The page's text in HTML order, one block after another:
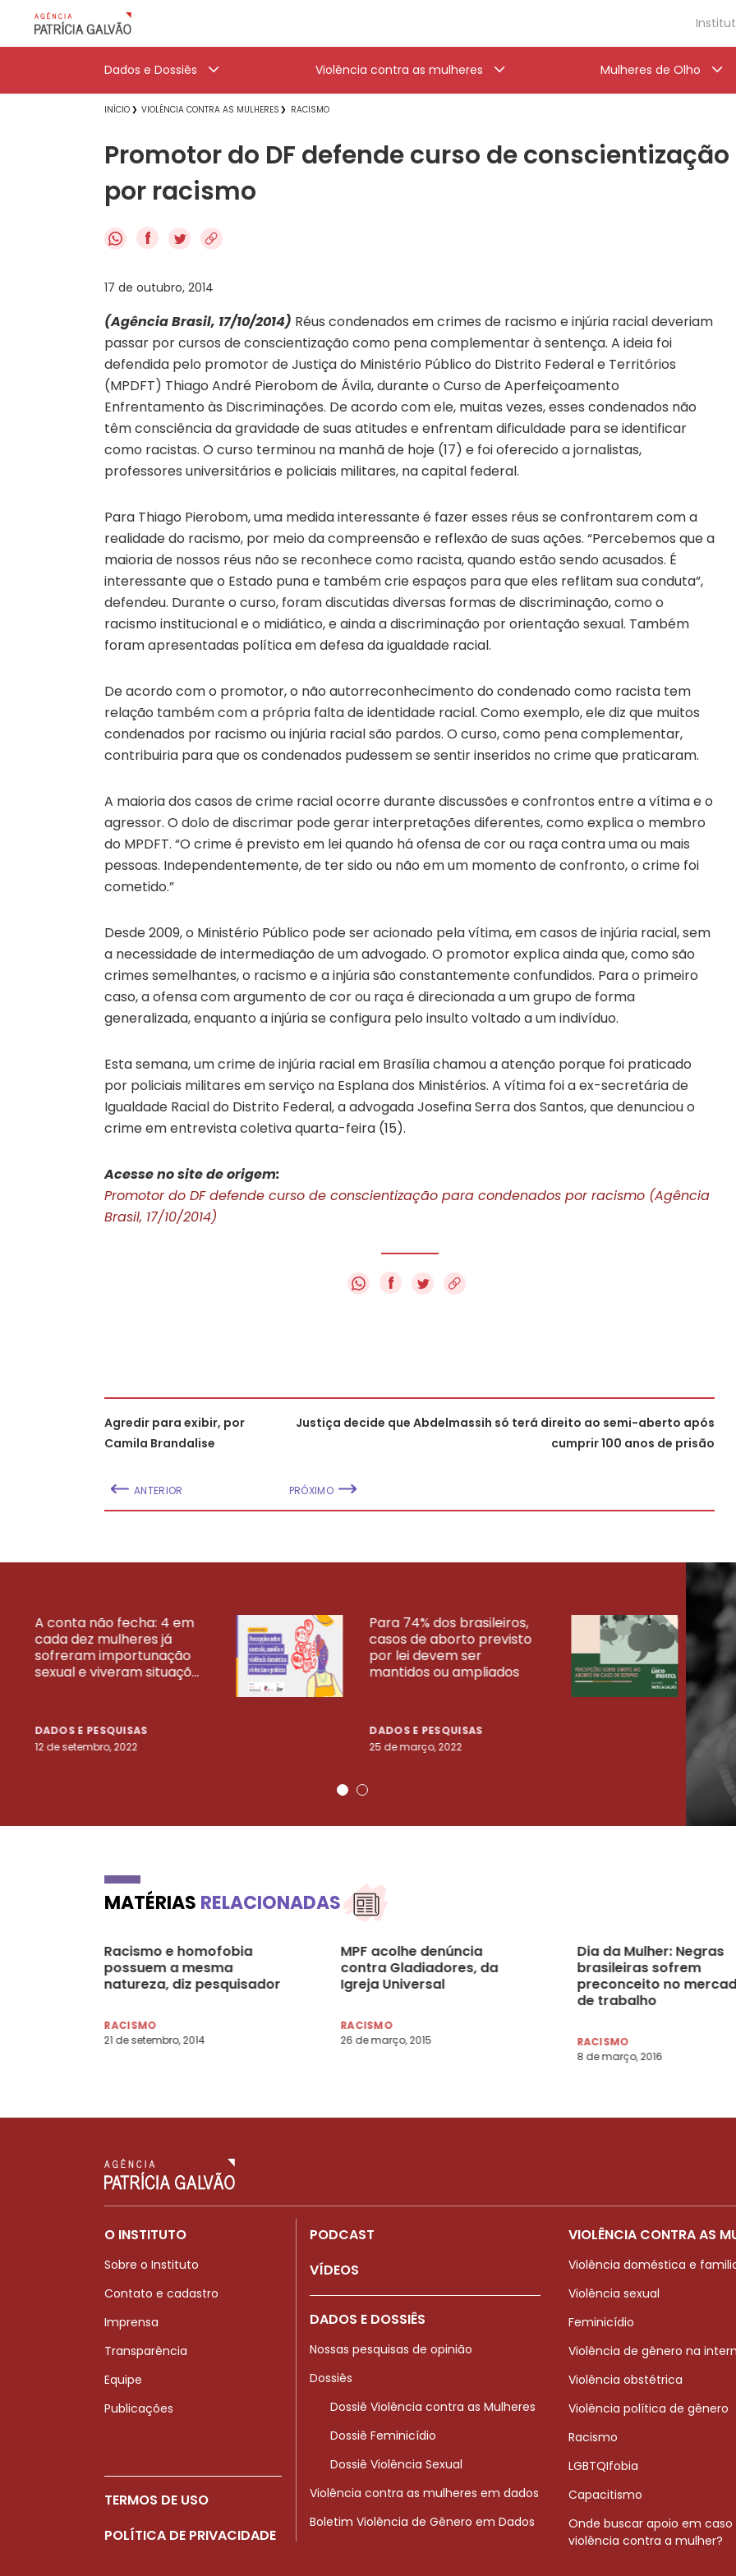
Dados e Dossiês Violência contra as mulheres Mulheres de Olho
INÍCIO VIOLÊNCIA CONTRA AS MULHERES RACISMO
Promotor do DF defende curso de
por racismo
f
17 de outubro, 2014
(Agência Brasil, 17/10/2014) Réus condenados em crimes de racismo e injúria racial deveriam
passar por cursos de conscientização como pena complementar à sentença. A ideia foi
defendida pelo promotor de Justiça do Ministério Público do Distrito Federal e Territórios
(MPDFT) Thiago André Pierobom de Ávila, durante o Curso de Aperfeiçoamento
Enfrentamento às Discriminações. De acordo com ele, muitas vezes, esses condenados não
têm consciência da gravidade de suas atitudes e enfrentam dificuldade para se identificar
como racistas. O curso terminou na manhã de hoje (17) e foi oferecido a jornalistas,
professores universitários e policiais militares, na capital federal.
Para Thiago Pierobom, uma medida interessante é fazer esses réus se confrontarem com a
realidade do racismo, por meio da compreensão e reflexão de suas ações. “Percebemos que a
maioria de nossos réus não se reconhece como racista, quando estão sendo acusados. É
interessante que o Estado puna e também crie espaços para que eles reflitam sua conduta”,
defendeu. Durante o curso, foram discutidas diversas formas de discriminação, como o
racismo institucional e o midiático, e ainda a discriminação por orientação sexual. Também
foram apresentadas política em defesa da igualdade racial.
De acordo com o promotor, o não autorreconhecimento do condenado como racista tem
relação também com a própria falta de identidade racial. Como exemplo, ele diz que muitos
condenados por racismo ou injúria racial são pardos. O curso, como pena complementar,
contribuiria para que os condenados pudessem se sentir inseridos no crime que praticaram.
A maioria dos casos de crime racial ocorre durante discussões e confrontos entre a vítima e o
agressor. O dolo de discrimar pode gerar interpretações diferentes, como explica o membro
do MPDFT. “O crime é previsto em lei quando há ofensa de cor ou raça contra uma ou mais
pessoas. Independentemente, de ter sido ou não em um momento de confronto, o crime foi
cometido.”
Desde 2009, o Ministério Público pode ser acionado pela vítima, em casos de injúria racial, sem
a necessidade de intermediação de um advogado. O promotor explica ainda que, como são
crimes semelhantes, o racismo e a injúria são constantemente confundidos. Para o primeiro
caso, a ofensa com argumento de cor ou raça é direcionada a um grupo de forma
generalizada, enquanto a injúria se configura pelo insulto voltado a um indivíduo.
Esta semana, um crime de injúria racial em Brasília chamou a atenção porque foi praticado
por policiais militares em serviço na Esplana dos Ministérios. A vítima foi a ex-secretária de
Igualdade Racial do Distrito Federal, a advogada Josefina Serra dos Santos, que denunciou o
crime em entrevista coletiva quarta-feira (15).
Acesse no site de origem:
Promotor do DF defende curso de conscientização para condenados por racismo (Agência
Brasil, 17/10/2014)
f
Agredir para exibir, por
Camila Brandalise
ANTERIOR
Justiça decide que Abdelmassih só terá direito ao semi-aberto após
cumprir 100 anos de prisão
PRÓXIMO
A conta não fecha: 4 em
cada dez mulheres já
sofreram importunação
sexual e viveram situaçõ...
DADOS E PESQUISAS
12 de setembro, 2022
Para 74% dos brasileiros,
casos de aborto previsto
por lei devem ser
mantidos ou ampliados
DADOS E PESQUISAS
25 de março, 2022
23
VEJA MAIS PESQUISAS
MATÉRIAS RELACIONADAS
Racismo e homofobia
possuem a mesma
natureza, diz pesquisador
RACISMO
21 de setembro, 2014
MPF acolhe denúncia
contra Gladiadores, da
Igreja Universal
RACISMO
26 de março, 2015
Dia da Mulher: Negras
brasileiras sofrem
preconceito no
de trabalho
RACISMO
8 de março, 2016
O INSTITUTO
Sobre o Instituto
Contato e cadastro
Imprensa
Transparência
Equipe
Publicações
TERMOS DE USO
POLÍTICA DE PRIVACIDADE
PODCAST
VÍDEOS
DADOS E DOSSIÊS
Nossas pesquisas de opinião
Dossiês
Dossiê Violência contra as Mulheres
Dossiê Feminicídio
Dossiê Violência Sexual
Violência contra as mulheres em dados
Boletim Violência de Gênero em Dados
VIOLÊNCIA CONTRA AS
Violência doméstica e
Violência sexual
Feminicídio
Violência de gênero na
Violência obstétrica
Violência política de gênero
Racismo
LGBTQIfobia
Capacitismo
Onde buscar apoio em caso
violência contra a mulher?